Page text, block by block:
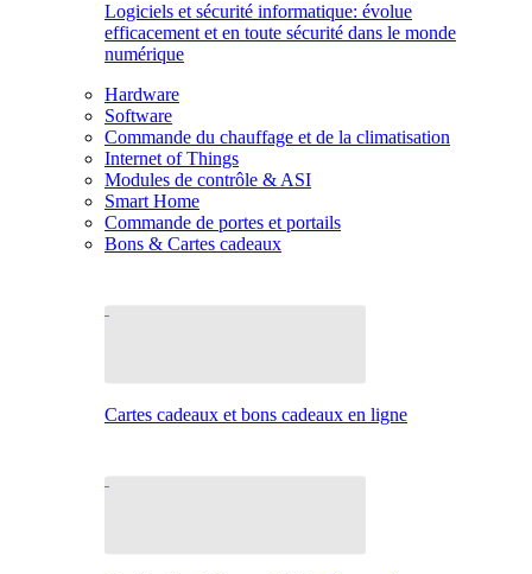
Logiciels et sécurité informatique: évolue
efficacement et en toute sécurité dans le monde
numérique
Hardware
Software
Commande du chauffage et de la climatisation
Internet of Things
Modules de contrôle & ASI
Smart Home
Commande de portes et portails
Bons & Cartes cadeaux
Cartes cadeaux et bons cadeaux en ligne